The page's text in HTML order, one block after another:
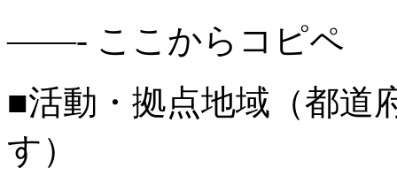
——- ここからコピペ
■活動・拠点地域（都道
す）